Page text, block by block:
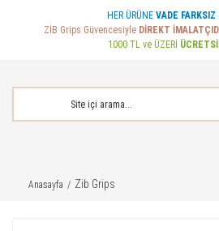
HER ÜRÜNE VADE
ZİB Grips Güvencesiyle DİREKT
1000 TL ve ÜZERİ
Anasayfa Zib Grips